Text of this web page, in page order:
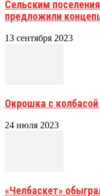
Сельским
предложили
13 сентября 2023
Окрошка с
24 июля 2023
«Челбаскет»